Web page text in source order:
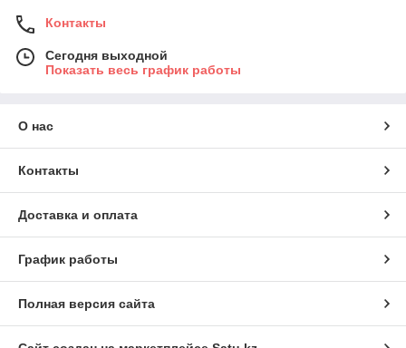
Контакты
Сегодня выходной
Показать весь график работы
О нас
Контакты
Доставка и оплата
График работы
Полная версия сайта